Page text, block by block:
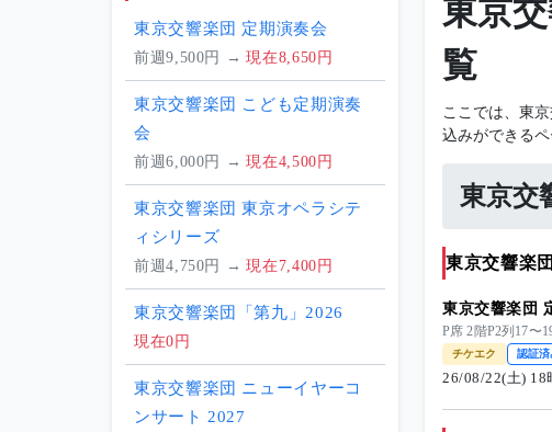
東京
覧
ここでは、東
込みができるペ
東京交
東京交響楽
東京交響楽団
P席 2階P2列17〜
チケエク 認証済
26/08/22(土) 18
東京交響楽団 定期演奏会
前週9,500円 → 現在8,650円
東京交響楽団 こども定期演奏
会
前週6,000円 → 現在4,500円
東京交響楽団 東京オペラシテ
ィシリーズ
前週4,750円 → 現在7,400円
東京交響楽団「第九」2026
現在0円
東京交響楽団 ニューイヤーコ
ンサート 2027